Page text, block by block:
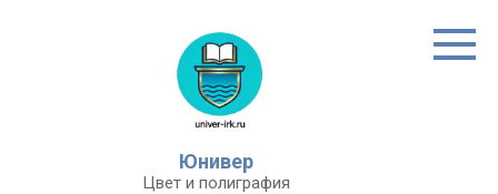
Юнивер
Цвет и полиграфия